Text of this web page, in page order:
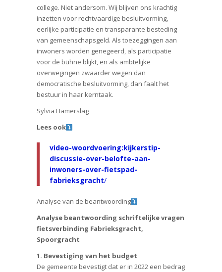
college. Niet andersom. Wij blijven ons krachtig
inzetten voor rechtvaardige besluitvorming,
eerlijke participatie en transparante besteding
van gemeenschapsgeld. Als toezeggingen aan
inwoners worden genegeerd, als participatie
voor de bühne blijkt, en als ambtelijke
overwegingen zwaarder wegen dan
democratische besluitvorming, dan faalt het
bestuur in haar kerntaak.
Sylvia Hamerslag
Lees ook
video-woordvoering:kijkerstip-
discussie-over-belofte-aan-
inwoners-over-fietspad-
fabrieksgracht/
Analyse van de beantwoording
Analyse beantwoording schriftelijke vragen
fietsverbinding Fabrieksgracht,
Spoorgracht
1. Bevestiging van het budget
De gemeente bevestigt dat er in 2022 een bedrag